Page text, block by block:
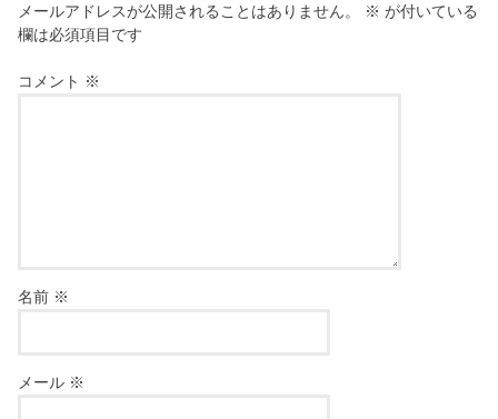
メールアドレスが公開されることはありません。 ※ が付いている
欄は必須項目です
コメント ※
名前 ※
メール ※